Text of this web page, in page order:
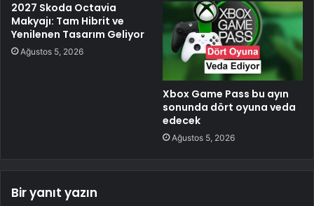
2027 Skoda Octavia
Makyajı: Tam Hibrit ve
Yenilenen Tasarım Geliyor
Ağustos 5, 2026
Xbox Game Pass bu ayın
sonunda dört oyuna veda
edecek
Ağustos 5, 2026
Bir yanıt yazın